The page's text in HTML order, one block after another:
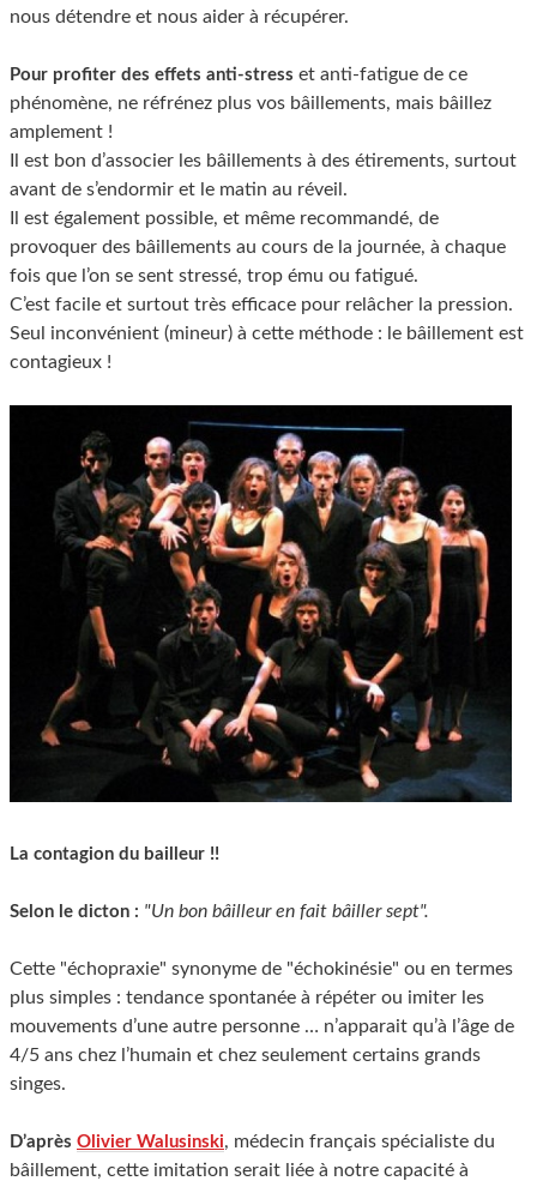
nous détendre et nous aider à récupérer.
Pour profiter des effets anti-stress et anti-fatigue de ce
phénomène, ne réfrénez plus vos bâillements, mais bâillez
amplement !
Il est bon d’associer les bâillements à des étirements, surtout
avant de s’endormir et le matin au réveil.
Il est également possible, et même recommandé, de
provoquer des bâillements au cours de la journée, à chaque
fois que l’on se sent stressé, trop ému ou fatigué.
C’est facile et surtout très efficace pour relâcher la pression.
Seul inconvénient (mineur) à cette méthode : le bâillement est
contagieux !
La contagion du bailleur !!
Selon le dicton : "Un bon bâilleur en fait bâiller sept".
Cette "échopraxie" synonyme de "échokinésie" ou en termes
plus simples : tendance spontanée à répéter ou imiter les
mouvements d’une autre personne … n’apparait qu’à l’âge de
4/5 ans chez l’humain et chez seulement certains grands
singes.
D’après Olivier Walusinski, médecin français spécialiste du
bâillement, cette imitation serait liée à notre capacité à